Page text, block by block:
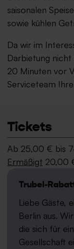
saisonalen
sowie kühlen
Da wir im
Darbietung
20 Minuten vor
Serviceteam
Tickets
Ab 25,00 € bis
Ermäßigt 20,00
Trubel-
Liebe Gäste,
Berlin aus.
die sich für
Gesellschaft